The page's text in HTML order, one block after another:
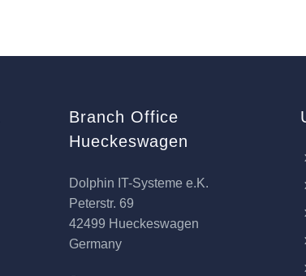
Branch Office
Hueckeswagen
Dolphin IT-Systeme e.K.
Peterstr. 69
42499 Hueckeswagen
Germany